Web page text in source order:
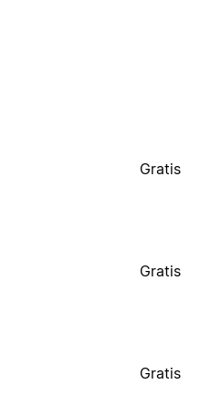
Gratis
Gratis
Gratis